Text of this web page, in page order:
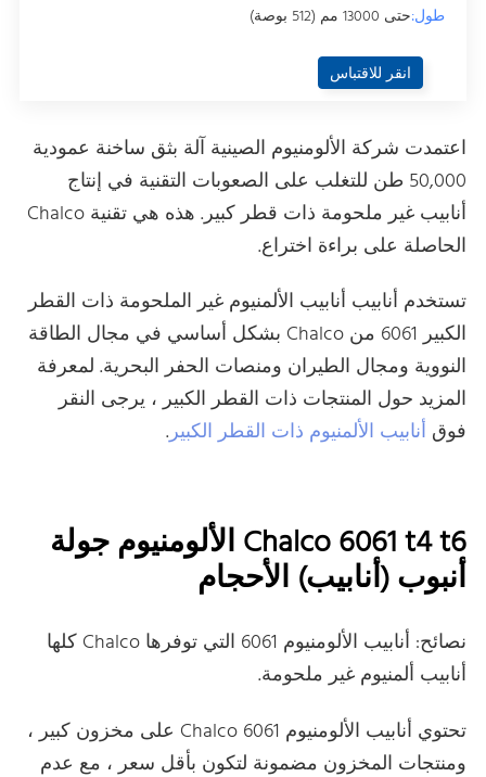
طول:حتى 13000 مم (512 بوصة)
انقر للاقتباس
اعتمدت شركة الألومنيوم الصينية آلة بثق ساخنة عمودية
50,000 طن للتغلب على الصعوبات التقنية في إنتاج
أنابيب غير ملحومة ذات قطر كبير. هذه هي تقنية Chalco
الحاصلة على براءة اختراع.
تستخدم أنابيب أنابيب الألمنيوم غير الملحومة ذات القطر
الكبير 6061 من Chalco بشكل أساسي في مجال الطاقة
النووية ومجال الطيران ومنصات الحفر البحرية. لمعرفة
المزيد حول المنتجات ذات القطر الكبير ، يرجى النقر
فوق أنابيب الألمنيوم ذات القطر الكبير.
Chalco 6061 t4 t6 الألومنيوم جولة
أنبوب (أنابيب) الأحجام
نصائح: أنابيب الألومنيوم 6061 التي توفرها Chalco كلها
أنابيب ألمنيوم غير ملحومة.
تحتوي أنابيب الألومنيوم Chalco 6061 على مخزون كبير ،
ومنتجات المخزون مضمونة لتكون بأقل سعر ، مع عدم